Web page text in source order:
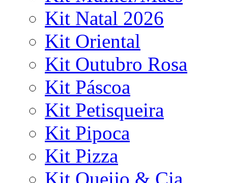
Kit Natal 2026
Kit Oriental
Kit Outubro Rosa
Kit Páscoa
Kit Petisqueira
Kit Pipoca
Kit Pizza
Kit Queijo & Cia